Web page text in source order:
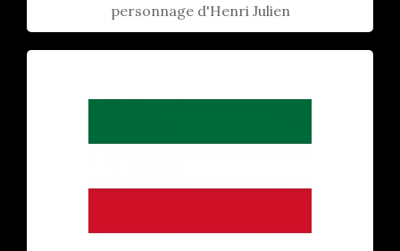
personnage d'Henri Julien